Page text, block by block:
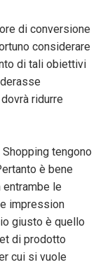
di conversione
considerare
di tali obiettivi
ridurre
tengono
è bene
le
impression
giusto è quello
di prodotto
cui si vuole